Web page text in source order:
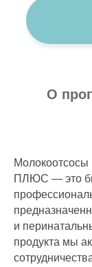
О
ПЛЮС — это
и
продукта мы